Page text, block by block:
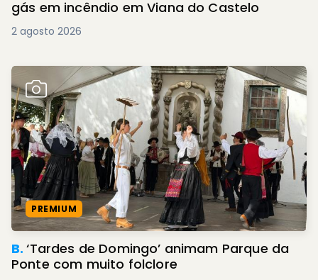
gás em incêndio em Viana do Castelo
2 agosto 2026
PREMIUM
B.‘Tardes de Domingo’ animam Parque da
Ponte com muito folclore